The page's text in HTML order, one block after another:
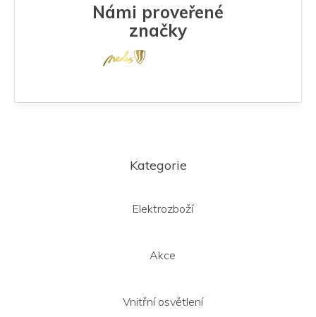
Námi proveřené
značky
Kategorie
Elektrozboží
Akce
Vnitřní osvětlení